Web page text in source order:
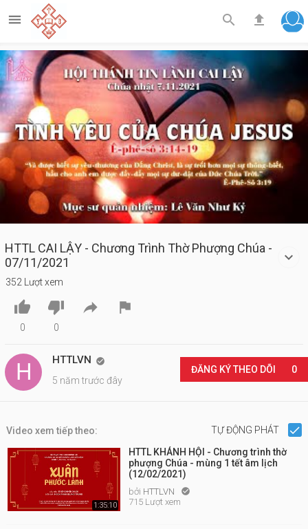
  
Play
Video
HTTL CAI LẬY - Chương Trình Thờ Phượng Chúa -
07/11/2021
352 Lượt xem

0

0
 
HTTLVN 
5 năm trước đây
ĐĂNG KÝ THEO DÕI 0
Video xem tiếp theo: TỰ ĐỘNG PHÁT
1:35:10
HTTL KHÁNH HỘI - Chương trình thờ
phượng Chúa - mùng 1 tết âm lịch
(12/02/2021)
bởi HTTLVN 
715 Lượt xem